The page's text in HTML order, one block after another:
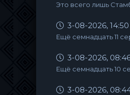
Это всего лишь
3-08-2026, 14:50
Ещё семнадцать 11
3-08-2026,
Ещё семнадцать 10
3-08-2026,